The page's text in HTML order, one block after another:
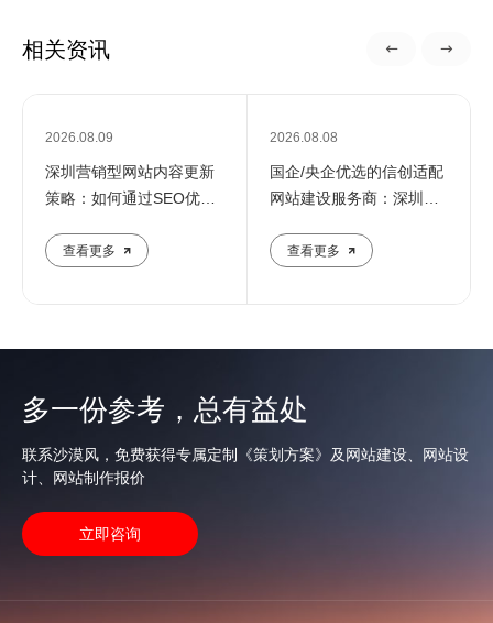
相关资讯
2026.08.09
深圳营销型网站内容更新
策略：如何通过SEO优化
查看更多
2026.08.08
国企/央企优选的信创适配
网站建设服务商：深圳定
查看更多
多一份参考，总有益处
联系沙漠风，免费获得专属定制《策划方案》及网站建设、网站设
计、网站制作报价
立即咨询